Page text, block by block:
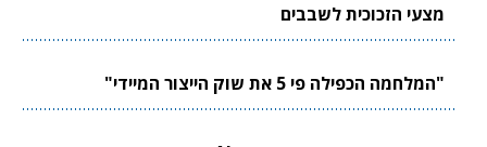
מצעי הזכוכית לשבבים
"המלחמה הכפילה פי 5 את שוק הייצור המיידי"